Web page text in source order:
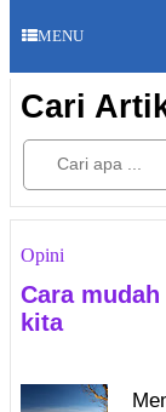
MENU
Cari
Opini
Cara
kita